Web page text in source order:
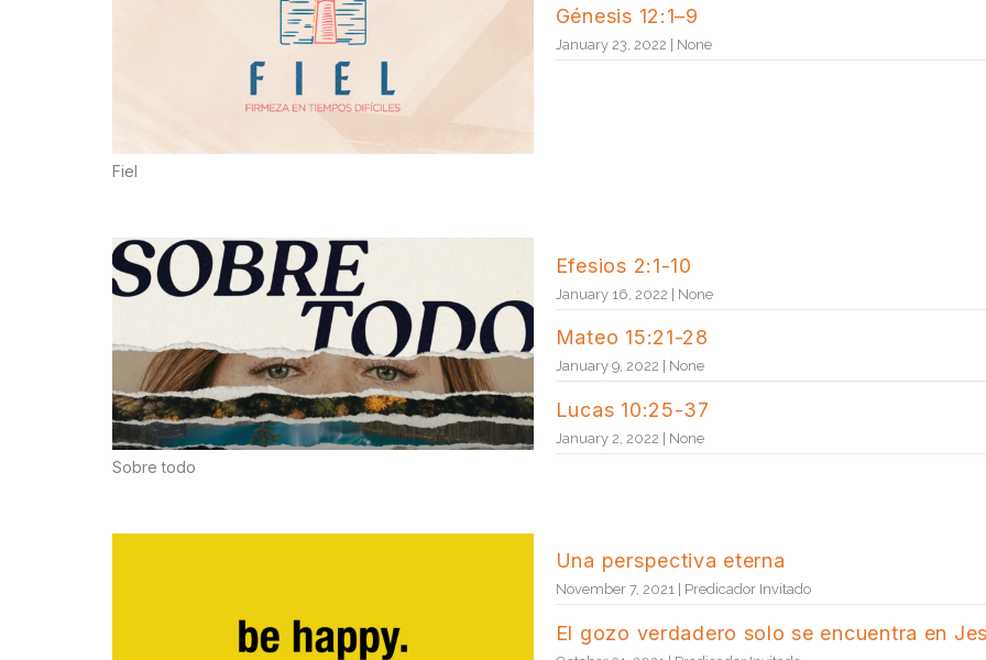
Fiel
Génesis 12:1–9
January 23, 2022 | None
Sobre todo
Efesios 2:1-10
January 16, 2022 | None
Mateo 15:21-28
January 9, 2022 | None
Lucas 10:25-37
January 2, 2022 | None
Una perspectiva eterna
November 7, 2021 | Predicador Invitado
El gozo verdadero solo se encuentra en